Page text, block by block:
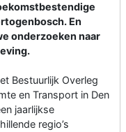
En
onderzoeken naar
Bestuurlijk Overleg
en Transport in Den
jaarlijkse
regio’s